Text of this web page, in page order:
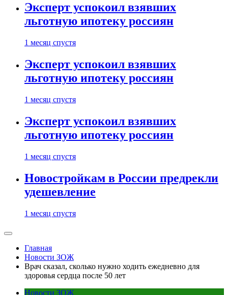
Эксперт успокоил взявших
льготную ипотеку россиян
1 месяц спустя
Эксперт успокоил взявших
льготную ипотеку россиян
1 месяц спустя
Эксперт успокоил взявших
льготную ипотеку россиян
1 месяц спустя
Новостройкам в России предрекли
удешевление
1 месяц спустя
Главная
Новости ЗОЖ
Врач сказал, сколько нужно ходить ежедневно для
здоровья сердца после 50 лет
Новости ЗОЖ